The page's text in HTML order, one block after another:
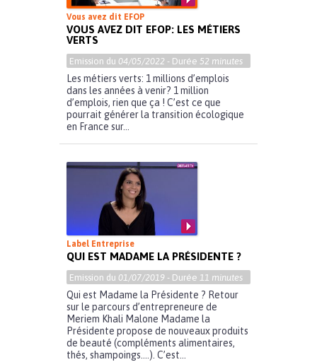
Vous avez dit EFOP
VOUS AVEZ DIT EFOP: LES MÉTIERS
VERTS
Emission du 04/05/2022 - Durée 52 minutes
Les métiers verts: 1 millions d’emplois
dans les années à venir? 1 million
d’emplois, rien que ça ! C’est ce que
pourrait générer la transition écologique
en France sur...
Label Entreprise
QUI EST MADAME LA PRÉSIDENTE ?
Emission du 01/07/2019 - Durée 11 minutes
Qui est Madame la Présidente ? Retour
sur le parcours d’entrepreneure de
Meriem Khali Malone Madame la
Présidente propose de nouveaux produits
de beauté (compléments alimentaires,
thés, shampoings….). C’est...